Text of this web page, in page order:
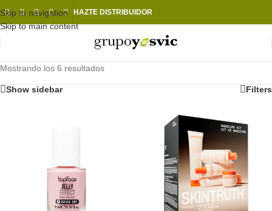
Skip to navigation
Skip to main content
HAZTE DISTRIBUIDOR
Mostrando los 6 resultados
Show sidebar Filters